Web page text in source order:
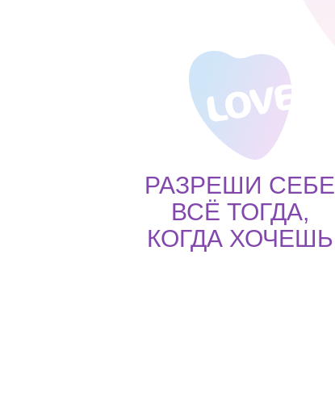
РАЗРЕШИ СЕБЕ
ВСЁ ТОГДА,
КОГДА ХОЧЕШЬ